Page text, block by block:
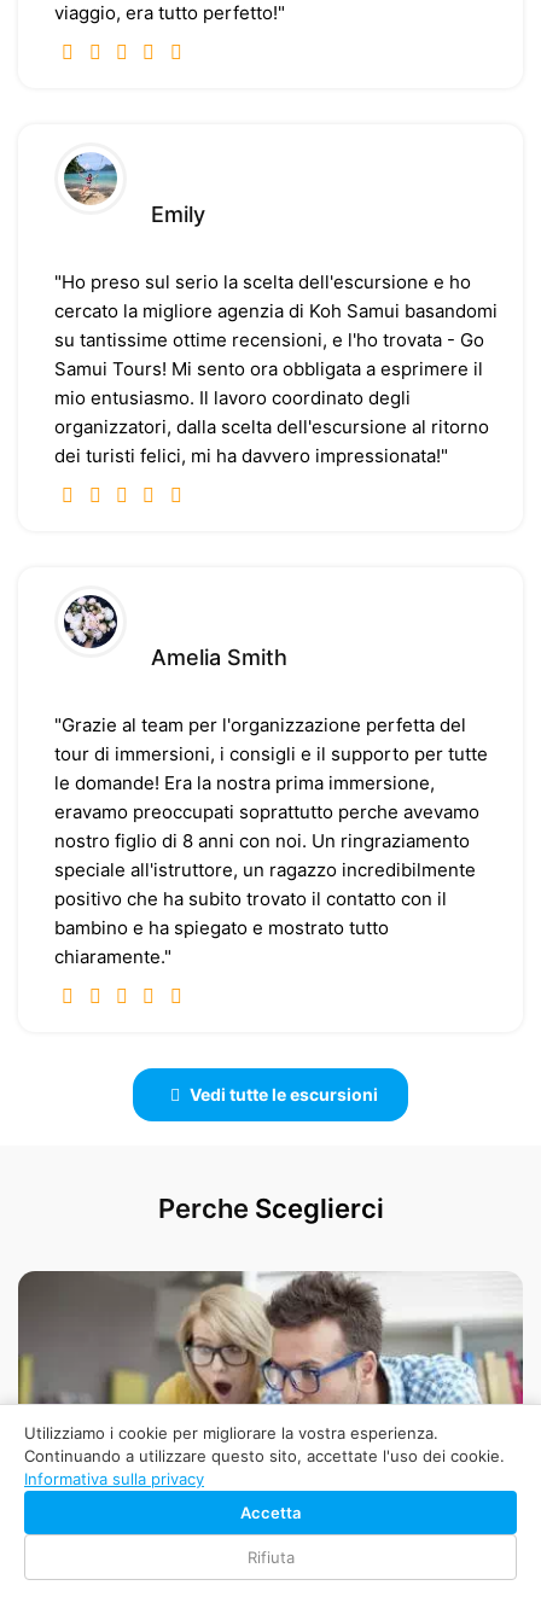
viaggio, era tutto perfetto!"
Emily
"Ho preso sul serio la scelta dell'escursione e ho
cercato la migliore agenzia di Koh Samui basandomi
su tantissime ottime recensioni, e l'ho trovata - Go
Samui Tours! Mi sento ora obbligata a esprimere il
mio entusiasmo. Il lavoro coordinato degli
organizzatori, dalla scelta dell'escursione al ritorno
dei turisti felici, mi ha davvero impressionata!"
Amelia Smith
"Grazie al team per l'organizzazione perfetta del
tour di immersioni, i consigli e il supporto per tutte
le domande! Era la nostra prima immersione,
eravamo preoccupati soprattutto perche avevamo
nostro figlio di 8 anni con noi. Un ringraziamento
speciale all'istruttore, un ragazzo incredibilmente
positivo che ha subito trovato il contatto con il
bambino e ha spiegato e mostrato tutto
chiaramente."
Vedi tutte le escursioni
Perche Sceglierci
Prenotazione Semplice
Utilizziamo i cookie per migliorare la vostra esperienza.
Continuando a utilizzare questo sito, accettate l'uso dei cookie.
Informativa sulla privacy
Accetta
Rifiuta